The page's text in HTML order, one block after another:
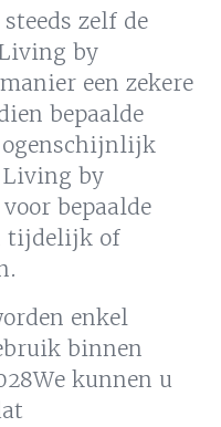
zelf de
by
een zekere
bepaalde
ogenschijnlijk
by
bepaalde
tijdelijk of
enkel
binnen
kunnen u